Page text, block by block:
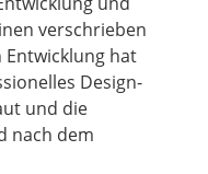
verschrieben
Entwicklung hat
Design-
und die
nach dem